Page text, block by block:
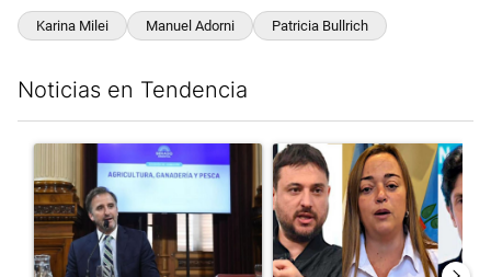
Karina Milei Manuel Adorni Patricia Bullrich
Noticias en Tendencia
Un artículo de tendencia con el título "Di Tullio impugnó a
Un artículo de tendencia con